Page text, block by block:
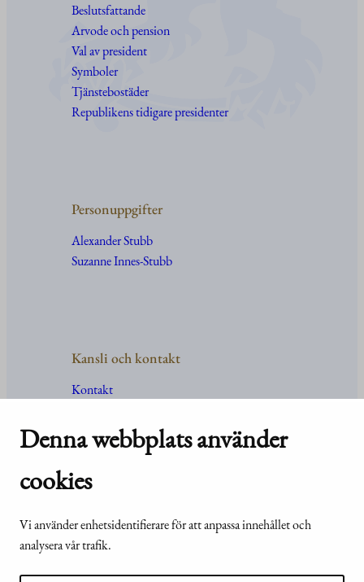
Denna webbplats använder
cookies
Vi använder enhetsidentifierare för att anpassa innehållet och
analysera vår trafik.
Beslutsfattande
Arvode och pension
Val av president
Symboler
Tjänstebostäder
Republikens tidigare presidenter
Personuppgifter
Alexander Stubb
Suzanne Innes-Stubb
Kansli och kontakt
Kontakt
För media
Vanliga frågor och svar
© Republikens
presidents kansli
2024